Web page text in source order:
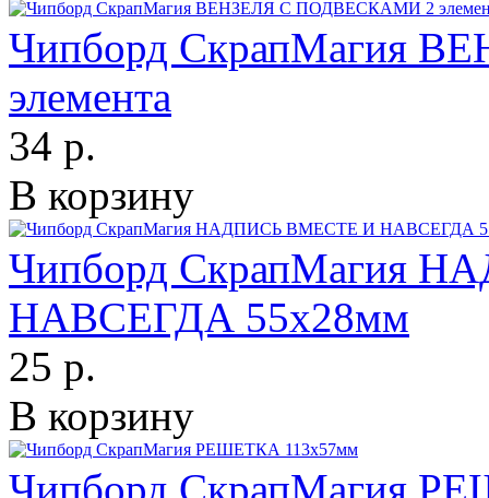
Чипборд СкрапМагия
элемента
34 р.
В корзину
Чипборд СкрапМагия
НАВСЕГДА 55х28мм
25 р.
В корзину